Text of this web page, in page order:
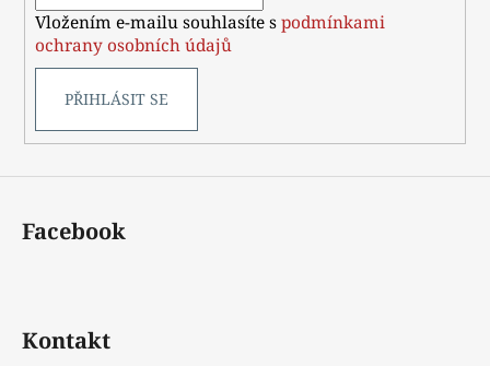
Vložením e-mailu souhlasíte spodmínkami
ochrany osobních údajů
PŘIHLÁSIT SE
Facebook
Kontakt